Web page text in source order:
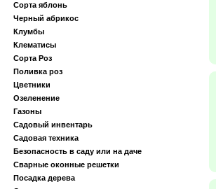
Сорта яблонь
Черный абрикос
Клумбы
Клематисы
Сорта Роз
Поливка роз
Цветники
Озеленение
Газоны
Садовый инвентарь
Садовая техника
Безопасность в саду или на даче
Сварные оконные решетки
Посадка дерева